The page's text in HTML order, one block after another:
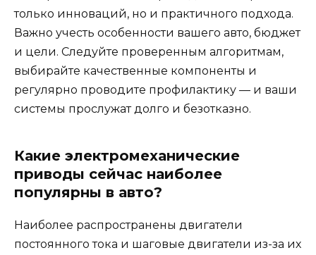
только инноваций, но и практичного подхода.
Важно учесть особенности вашего авто, бюджет
и цели. Следуйте проверенным алгоритмам,
выбирайте качественные компоненты и
регулярно проводите профилактику — и ваши
системы прослужат долго и безотказно.
Какие электромеханические
приводы сейчас наиболее
популярны в авто?
Наиболее распространены двигатели
постоянного тока и шаговые двигатели из-за их